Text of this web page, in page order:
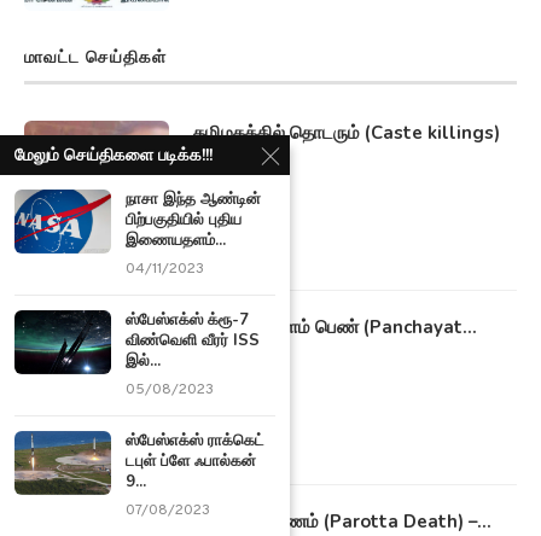
மாவட்ட செய்திகள்
தமிழகத்தில் தொடரும் (Caste killings)
சாதி...
22 வயது இளம் பெண் (Panchayat...
பரோட்டா மரணம் (Parotta Death) –...
மேலும் செய்திகளை படிக்க!!!
நாசா இந்த ஆண்டின்
பிற்பகுதியில் புதிய
இணையதளம்...
04/11/2023
ஸ்பேஸ்எக்ஸ் க்ரூ-7
விண்வெளி வீரர் ISS
இல்...
05/08/2023
ஸ்பேஸ்எக்ஸ் ராக்கெட்
டபுள் ப்ளே ஃபால்கன்
9...
07/08/2023